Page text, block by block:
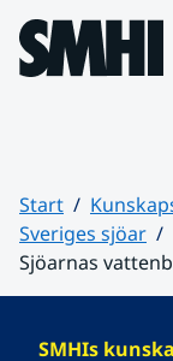
Hoppa till sidans
Start
Sveriges sjöar
Sjöarnas
SMHIs